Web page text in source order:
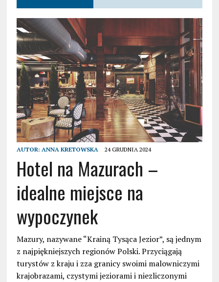
AUTOR: ANNA KRETOWSKA 24 GRUDNIA 2024
Hotel na Mazurach –
idealne miejsce na
wypoczynek
Mazury, nazywane “Krainą Tysąca Jezior”, są jednym
z najpiękniejszych regionów Polski. Przyciągają
turystów z kraju i zza granicy swoimi malowniczymi
krajobrazami, czystymi jeziorami i niezliczonymi